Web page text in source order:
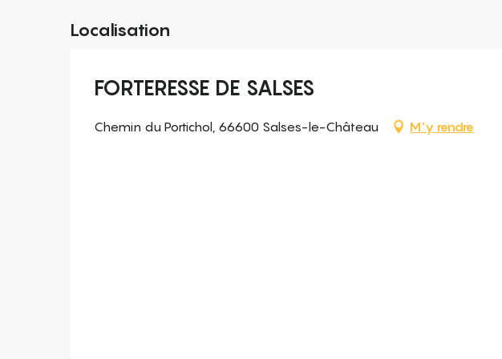
Localisation
FORTERESSE DE SALSES
Chemin du Portichol, 66600 Salses-le-Château
M'y rendre